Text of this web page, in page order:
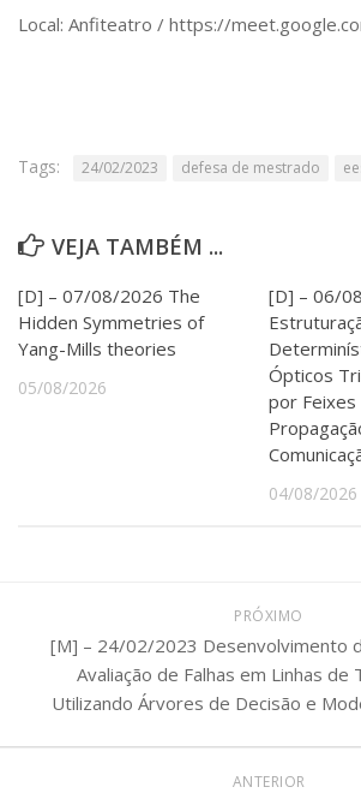
Empresas Juniores
Apoio ao Estudante
RH, Administrativo e Financeiro
Outros serviços
Comunicação
Assessorias e Mídias
Local: Anfiteatro / https://
Tags: 24/02/2023 defesa de mestrado
VEJA TAMBÉM ...
[D] – 07/08/2026 The
Hidden Symmetries of
Yang-Mills theories
05/08/2026
[D] – 06/
Ópticos
por Feixes
04/08/2026
PRÓXIMO
[M] – 24/02/2023 Desenvolvimento
Avaliação de Falhas em Linhas de
Utilizando Árvores de Decisão e
ANTERIOR